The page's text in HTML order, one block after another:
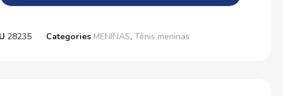
28235 Categories MENINAS,Tênis meninas